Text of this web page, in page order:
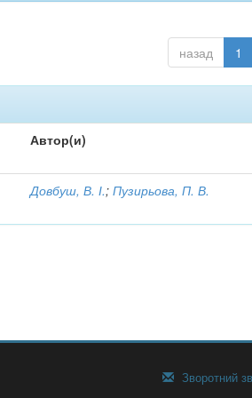
назад 1
Автор(и)
Довбуш, В. І.;Пузирьова, П. В.
Зворотний